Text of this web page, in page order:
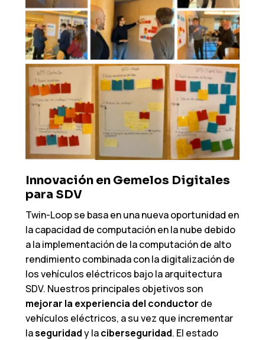
Innovación en Gemelos Digitales
para SDV
Twin-Loop se basa en una nueva oportunidad en
la capacidad de computación en la nube debido
a la implementación de la computación de alto
rendimiento combinada con la digitalización de
los vehículos eléctricos bajo la arquitectura
SDV. Nuestros principales objetivos son
mejorar la experiencia del conductor de
vehículos eléctricos, a su vez que incrementar
laseguridady laciberseguridad. El estado